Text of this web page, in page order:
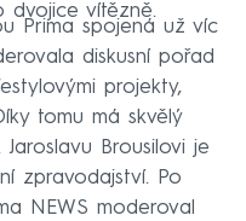
dvojice vítězně.
Prima spojená už víc
diskusní pořad
projekty,
tomu má skvělý
Brousilovi je
zpravodajství. Po
NEWS moderoval